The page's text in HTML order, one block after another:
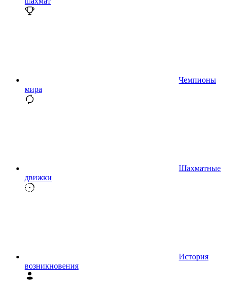
Чемпионы
мира
Шахматные
движки
История
возникновения